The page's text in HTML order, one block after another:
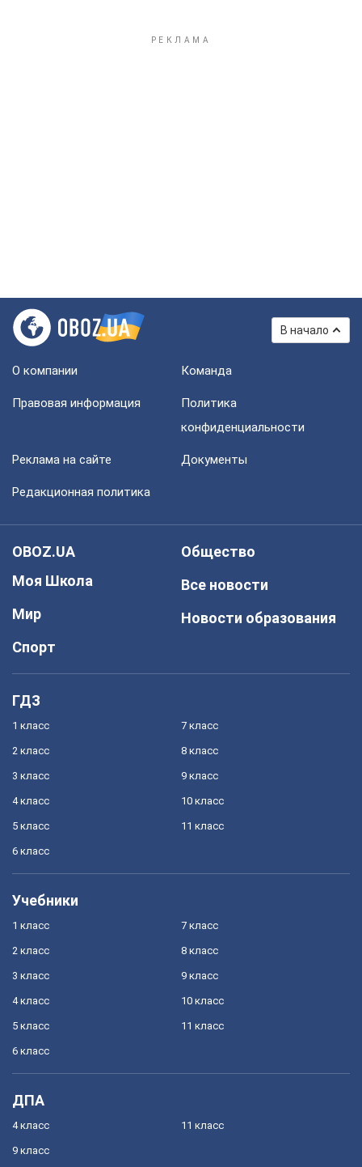
В начало
О компании Команда
Правовая информация
Политика
конфиденциальности
Реклама на сайте Документы
Редакционная политика
OBOZ.UA
Моя Школа
Мир
Спорт
Общество
Все новости
Новости образования
ГДЗ
1 класс
2 класс
3 класс
4 класс
5 класс
6 класс
7 класс
8 класс
9 класс
10 класс
11 класс
Учебники
1 класс
2 класс
3 класс
4 класс
5 класс
6 класс
7 класс
8 класс
9 класс
10 класс
11 класс
ДПА
4 класс
9 класс
11 класс